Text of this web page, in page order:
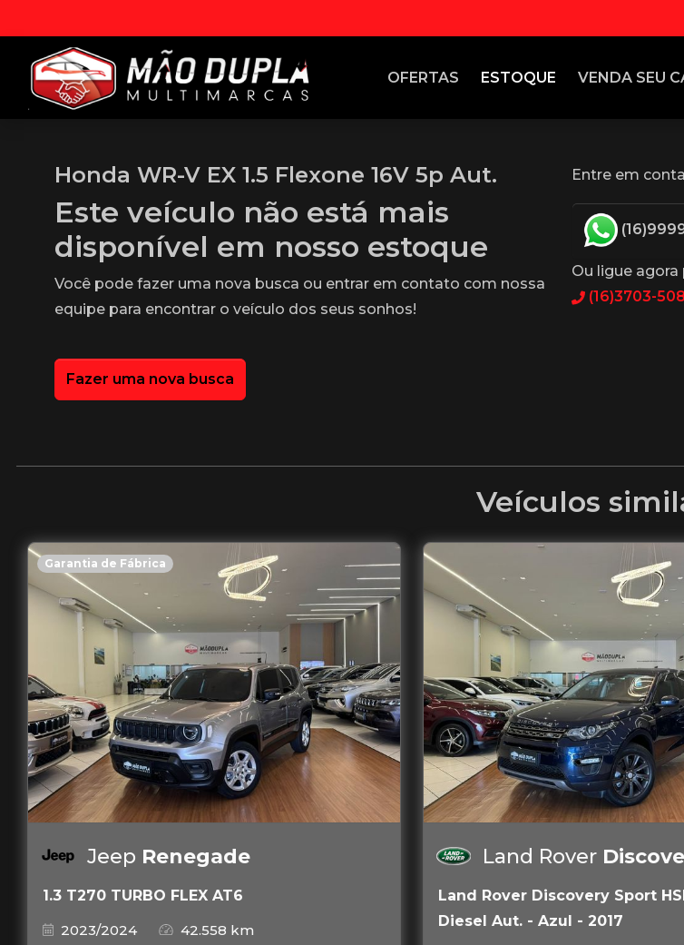
OFERTAS ESTOQUE VENDA SEU
Honda WR-V EX 1.5 Flexone 16V 5p Aut.
Este veículo não está mais
disponível em nosso estoque
Você pode fazer uma nova busca ou entrar em contato com nossa
equipe para encontrar o veículo dos seus sonhos!
Fazer uma nova busca
Entre em
Ou ligue agora
(16)3703-
Veículos
Garantia de Fábrica
Jeep Renegade
1.3 T270 TURBO FLEX AT6
2023/2024
42.558 km
Land Rover
Land Rover Discovery Sport
Diesel Aut. - Azul - 2017